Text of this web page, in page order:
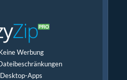
Werbung
Desktop-Apps